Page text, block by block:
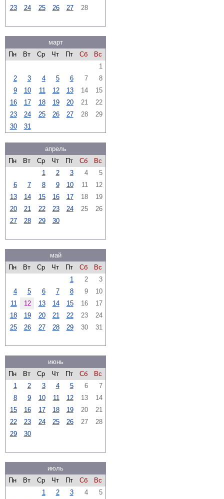
23 24 25 26 27 28
март
Пн
Вт Ср Чт Пт Сб
Вс
1
2
3 4 5 6 7
8
9
10 11 12 13 14
15
16
17 18 19 20 21
22
23
24 25 26 27 28
29
30
31
апрель
Пн
Вт Ср Чт Пт Сб
Вс
1
2 3 4
5
6
7 8 9 10 11
12
13
14 15 16 17 18
19
20
21 22 23 24 25
26
27
28 29 30
май
Пн
Вт Ср Чт Пт Сб
Вс
1
2
3
4
5 6 7 8 9
10
11
12 13 14 15 16
17
18
19 20 21 22 23
24
25
26 27 28 29 30 31
июнь
Пн
Вт Ср Чт Пт Сб
Вс
1
2 3 4 5 6
7
8
9 10 11 12 13
14
15
16 17 18 19 20
21
22
23 24 25 26 27
28
29
30
июль
Пн
Вт Ср Чт Пт Сб
Вс
1
2 3 4
5